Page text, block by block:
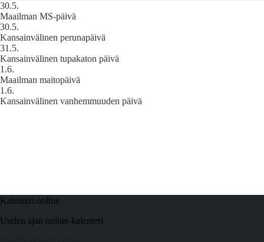
30.5.
Maailman MS-päivä
30.5.
Kansainvälinen perunapäivä
31.5.
Kansainvälinen tupakaton päivä
1.6.
Maailman maitopäivä
1.6.
Kansainvälinen vanhemmuuden päivä
Kalenteri.online
Uuden ajan online-kalenteri